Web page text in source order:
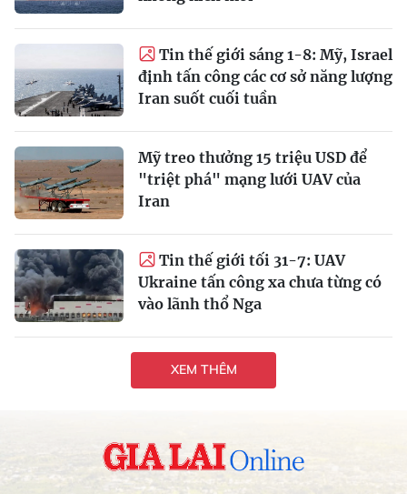
Tin thế giới sáng 1-8: Mỹ, Israel
định tấn công các cơ sở năng lượng
Iran suốt cuối tuần
Mỹ treo thưởng 15 triệu USD để
"triệt phá" mạng lưới UAV của
Iran
Tin thế giới tối 31-7: UAV
Ukraine tấn công xa chưa từng có
vào lãnh thổ Nga
XEM THÊM